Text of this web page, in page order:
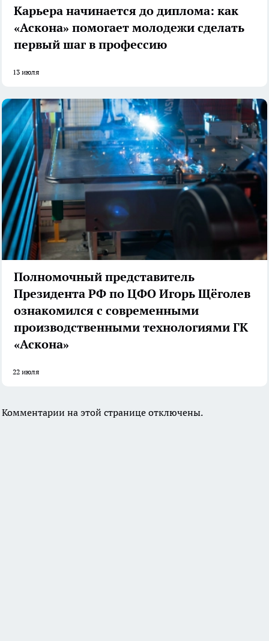
Карьера начинается до диплома: как
«Аскона» помогает молодежи сделать
первый шаг в профессию
13 июля
Полномочный представитель
Президента РФ по ЦФО Игорь Щёголев
ознакомился с современными
производственными технологиями ГК
«Аскона»
22 июля
Комментарии на этой странице отключены.